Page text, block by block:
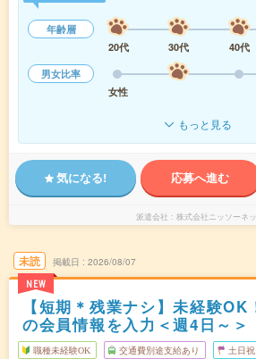
年齢層
20代
30代 40代
男女比率
女性
もっと見る
気になる! 応募へ進む
派遣会社 株式会社ニッソーネ
未読
NEW
掲載日 2026/08/07
【短期＊残業ナシ】未経験OK
の会員情報を入力＜週4日～＞
職種未経験OK 交通費別途支給あり 土日